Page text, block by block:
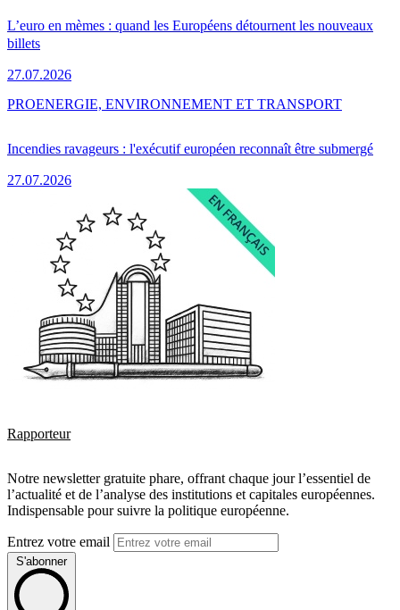
L’euro en mèmes : quand les Européens détournent les nouveaux
billets
27.07.2026
Incendies ravageurs : l'exécutif européen reconnaît être submergé
27.07.2026
PROENERGIE, ENVIRONNEMENT ET TRANSPORT
Rapporteur
Notre newsletter gratuite phare, offrant chaque jour l’essentiel de
l’actualité et de l’analyse des institutions et capitales européennes.
Indispensable pour suivre la politique européenne.
Entrez votre email
S'abonner